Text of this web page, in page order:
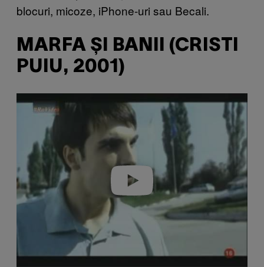
blocuri, micoze, iPhone-uri sau Becali.
MARFA ȘI BANII (CRISTI
PUIU, 2001)
l
o